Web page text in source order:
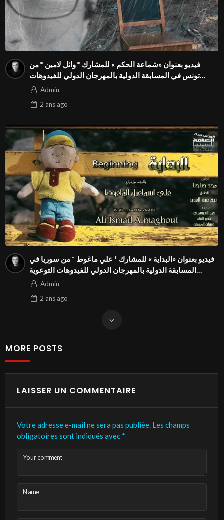
فيديو بعنوان «شماعة الحكم » للمشارك * وائل لامين * من
تونس في المسابقة الدولية بالمهرجان الدولي للفيدوهات
التوعوية Season 4 FIVSAdmin
2 ansago
فيديو بعنوان «البداية » للمشارك * علي ماغوط * من سوريا في
المسابقة الدولية بالمهرجان الدولي للفيدوهات التوعوية
Season 4 FIVS
Admin
2 ansago
MORE POSTS
LAISSER UN COMMENTAIRE
Votre adresse e-mail ne sera pas publiée. Les champs
obligatoires sont indiqués avec *
Your comment
Name